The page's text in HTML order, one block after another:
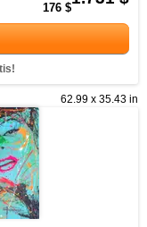
176 $
62.99 x 35.43 in